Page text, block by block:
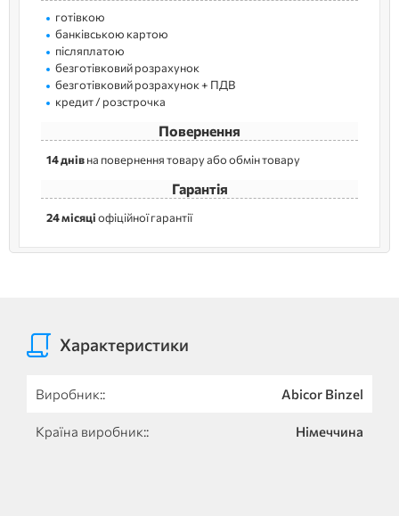
готівкою
банківською картою
післяплатою
безготівковий розрахунок
безготівковий розрахунок + ПДВ
кредит / розстрочка
Повернення
14 днівна повернення товару або обмін товару
Гарантія
24 місяціофіційної гарантії
Характеристики
Виробник:: Abicor Binzel
Країна виробник:: Німеччина